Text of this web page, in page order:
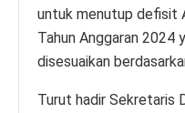
untuk menutup defisit
Tahun Anggaran 2024
disesuaikan
Turut hadir Sekretaris